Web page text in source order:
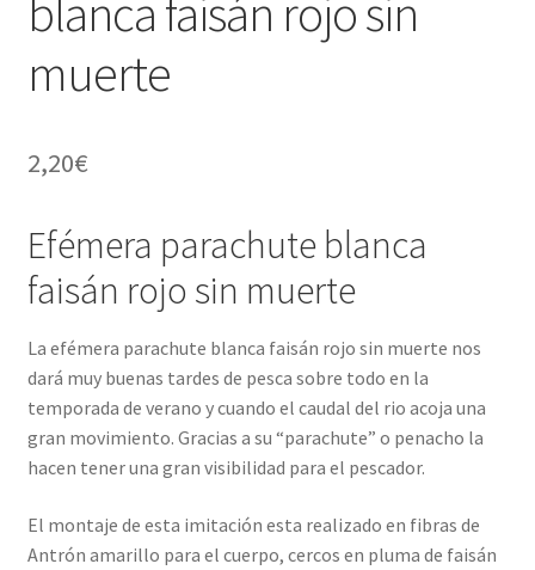
blanca faisán rojo sin
muerte
2,20€
Efémera parachute blanca
faisán rojo sin muerte
La efémera parachute blanca faisán rojo sin muerte nos
dará muy buenas tardes de pesca sobre todo en la
temporada de verano y cuando el caudal del rio acoja una
gran movimiento. Gracias a su “parachute” o penacho la
hacen tener una gran visibilidad para el pescador.
El montaje de esta imitación esta realizado en fibras de
Antrón amarillo para el cuerpo, cercos en pluma de faisán